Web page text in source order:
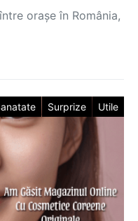
orașe în România,
Surprize Utile